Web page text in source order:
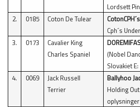
Lordsett
2.
0185 Coton De Tulear
Cph´s
3.
0173
Cavalier King
Charles Spaniel
(Nobel
Slovakiet
4.
0069
Jack Russell
Terrier
Ballyhoo
Holding